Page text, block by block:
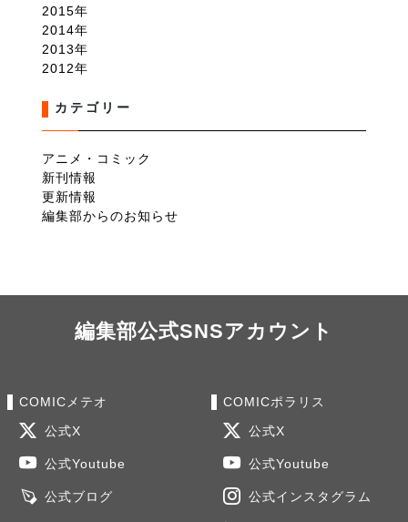
2015
2014
2013
2012
カテゴリー
アニメ・コミック
新刊情報
更新情報
編集部からのお知らせ
編集部公式SNSアカウント
COMICメテオ
公式X
公式Youtube
公式ブログ
COMICポラリス
公式X
公式Youtube
公式インスタグラム